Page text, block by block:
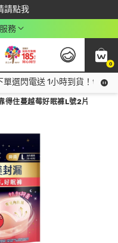
請點我
饋$350
務
0
單選閃電送 1小時到貨！領神
得住蔓越莓好眠褲L號2片